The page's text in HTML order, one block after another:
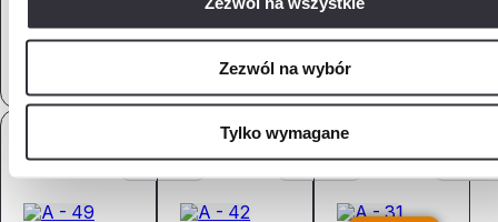
Zezwól na wybór
Tylko wymagane
Zapytaj o
Zapytaj o
mieszkanie
Zapytaj o
mieszkanie
A - 49
PDFMieszkanie
A - 42
PDFA - 31